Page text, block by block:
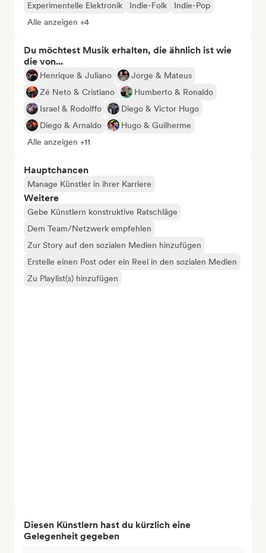
Experimentelle Elektronik
Indie-Folk
Indie-Pop
Alle anzeigen +4
Du möchtest Musik erhalten, die ähnlich ist wie
die von...
Henrique & Juliano
Jorge & Mateus
Zé Neto & Cristiano
Humberto & Ronaldo
Israel & Rodolffo
Diego & Victor Hugo
Diego & Arnaldo
Hugo & Guilherme
Alle anzeigen +11
Hauptchancen
Manage Künstler in ihrer Karriere
Weitere
Gebe Künstlern konstruktive Ratschläge
Dem Team/Netzwerk empfehlen
Zur Story auf den sozialen Medien hinzufügen
Erstelle einen Post oder ein Reel in den sozialen Medien
Zu Playlist(s) hinzufügen
Diesen Künstlern hast du kürzlich eine
Gelegenheit gegeben